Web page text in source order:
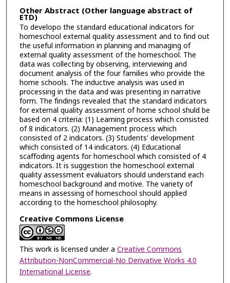
Other Abstract (Other language abstract of
ETD)
To developo the standard educational indicators for
homeschool external quality assessment and to find out
the useful information in planning and managing of
external quality assessment of the homeschool. The
data was collecting by observing, interviewing and
document analysis of the four families who provide the
home schools. The inductive analysis was used in
processing in the data and was presenting in narrative
form. The findings revealed that the standard indicators
for external quality assessment of home school shuld be
based on 4 criteria: (1) Learning process which consisted
of 8 indicators. (2) Management process which
consisted of 2 indicators. (3) Students' development
which consisted of 14 indicators. (4) Educational
scaffoding agents for homeschool which consisted of 4
indicators. It is suggestion the homeschool external
quality assessment evaluators should understand each
homeschool background and motive. The variety of
means in assessing of homeschool should applied
according to the homeschool philosophy.
Creative Commons License
This work is licensed under a Creative Commons
Attribution-NonCommercial-No Derivative Works 4.0
International License.